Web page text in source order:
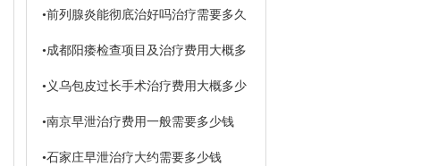
•前列腺炎能彻底治好吗治疗需要多久
•成都阳痿检查项目及治疗费用大概多
• 义乌包皮过长手术治疗费用大概多少
•南京早泄治疗费用一般需要多少钱
•石家庄早泄治疗大约需要多少钱